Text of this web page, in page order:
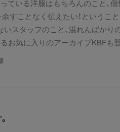
ている洋服はもちろんのこと、
すことなく伝えたい！ということ
スタッフのこと、溢れんばか
お気に入りのアーカイブKBFも登